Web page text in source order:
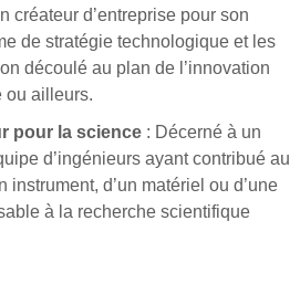
créateur d’entreprise pour son
de stratégie technologique et les
découlé au plan de l’innovation
ou ailleurs.
pour la science: Décerné à un
d’ingénieurs ayant contribué au
instrument, d’un matériel ou d’une
à la recherche scientifique